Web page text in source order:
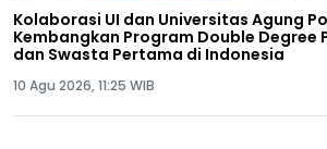
Kolaborasi UI dan Universitas Agung
Kembangkan Program Double Degree
dan Swasta Pertama di Indonesia
10 Agu 2026, 11:25 WIB